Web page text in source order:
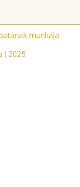
munkája.
| 2025